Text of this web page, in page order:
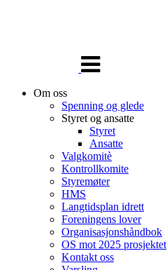
navigasjon
Om oss
Spenning og glede
Styret og ansatte
Styret
Ansatte
Valgkomitè
Kontrollkomite
Styremøter
HMS
Langtidsplan idrett
Foreningens lover
Organisasjonshåndbok
OS mot 2025 prosjektet
Kontakt oss